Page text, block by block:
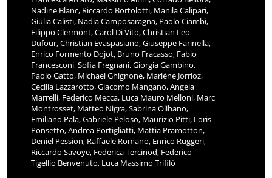
Nadine Blanc, Riccardo Bortolotti, Manila Calipari,
Giulia Calisti, Nadia Camposaragna, Paolo Ciambi,
Filippo Clermont, Carol Di Vito, Christian Leo
Dufour, Christian Evaspasiano, Giuseppe Farinella,
Enrico Formento Dojot, Bruno Fracasso, Fabio
Francesconi, Sofia Fregnani, Giorgia Gambino,
Paolo Gatto, Michael Ghignone, Marlène Jorrioz,
Cecilia Lazzarotto, Giacomo Mangano, Angela
Marrelli, Federico Mecca, Luca Mauro Melloni, Marc
Montrosset, Matteo Nigra, Sabrina Olibano,
Emiliano Pala, Gabriele Peloso, Maurizio Pitti, Loris
Ponsetto, Andrea Portigliatti, Mattia Pramotton,
Deniel Pession, Raffaele Romano, Enrico Ruggeri,
Riccardo Savoye, Federica Tercinod, Federico
Tigellio Benvenuto, Luca Massimo Trifilò